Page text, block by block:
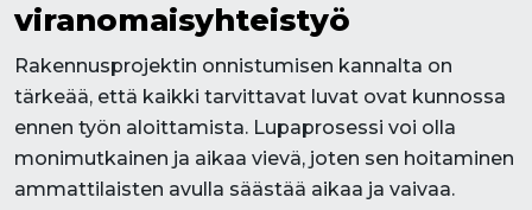
viranomaisyhteistyö
Rakennusprojektin onnistumisen kannalta on
tärkeää, että kaikki tarvittavat luvat ovat kunnossa
ennen työn aloittamista. Lupaprosessi voi olla
monimutkainen ja aikaa vievä, joten sen hoitaminen
ammattilaisten avulla säästää aikaa ja vaivaa.